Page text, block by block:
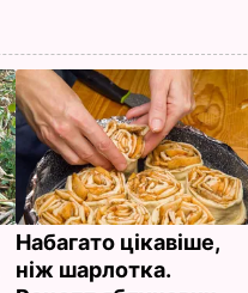
Набагато цікавіше,
ніж шарлотка.